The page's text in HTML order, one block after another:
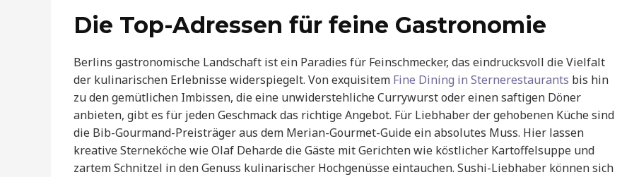
Die Top-Adressen für feine Gastronomie
Berlins gastronomische Landschaft ist ein Paradies für Feinschmecker, das eindrucksvoll die Vielfalt
der kulinarischen Erlebnisse widerspiegelt. Von exquisitem Fine Dining in Sternerestaurants bis hin
zu den gemütlichen Imbissen, die eine unwiderstehliche Currywurst oder einen saftigen Döner
anbieten, gibt es für jeden Geschmack das richtige Angebot. Für Liebhaber der gehobenen Küche sind
die Bib-Gourmand-Preisträger aus dem Merian-Gourmet-Guide ein absolutes Muss. Hier lassen
kreative Sterneköche wie Olaf Deharde die Gäste mit Gerichten wie köstlicher Kartoffelsuppe und
zartem Schnitzel in den Genuss kulinarischer Hochgenüsse eintauchen. Sushi-Liebhaber können sich